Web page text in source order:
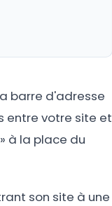
barre d'adresse
entre votre site et
à la place du
son site à une